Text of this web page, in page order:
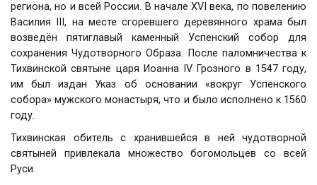
региона, но и всей России. В начале XVI века, по повелению
Василия III, на месте сгоревшего деревянного храма был
возведён пятиглавый каменный Успенский собор для
сохранения Чудотворного Образа. После паломничества к
Тихвинской святыне царя Иоанна IV Грозного в 1547 году,
им был издан Указ об основании «вокруг Успенского
собора» мужского монастыря, что и было исполнено к 1560
году.
Тихвинская обитель с хранившейся в ней чудотворной
святыней привлекала множество богомольцев со всей
Руси.